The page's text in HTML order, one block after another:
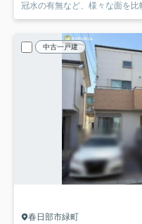
冠水の有無など、様々な面を
中古一戸建
春日部市緑町